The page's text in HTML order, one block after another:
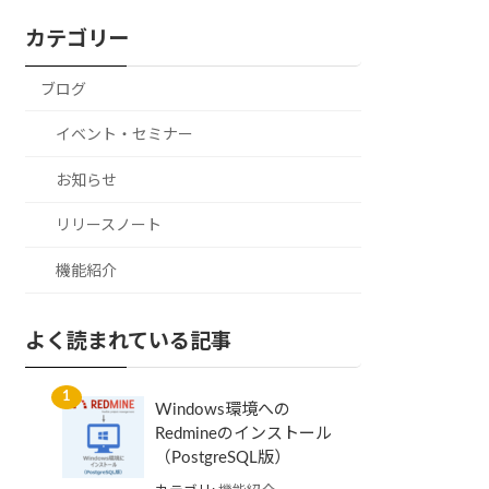
カテゴリー
ブログ
イベント・セミナー
お知らせ
リリースノート
機能紹介
よく読まれている記事
Windows環境への
Redmineのインストール
（PostgreSQL版）